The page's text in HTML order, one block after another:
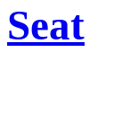
Seat